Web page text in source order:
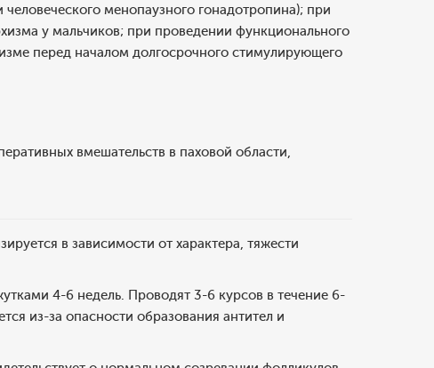
менопаузного гонадотропина); при
у мальчиков; при проведении функционального
перед началом долгосрочного стимулирующего
вмешательств в паховой области,
в зависимости от характера, тяжести
4-6 недель. Проводят 3-6 курсов в течение 6-
из-за опасности образования антител и